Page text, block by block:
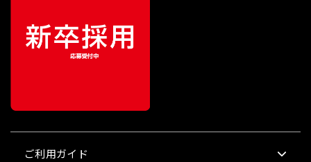
ご利用ガイド